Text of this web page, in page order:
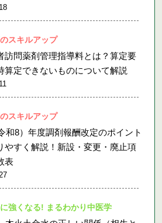
スキルアップ
訪問薬剤管理指導料とは？算定要
算定できないものについて解説
スキルアップ
和8）年度調剤報酬改定のポイント
やすく解説！新設・変更・廃止項
表
強くなる! まるわかり中医学